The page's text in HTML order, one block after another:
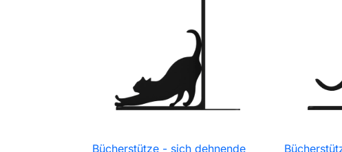
Bücherstütze - sich dehnende